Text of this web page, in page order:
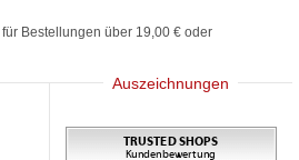
für Bestellungen über 19,00 € oder
Auszeichnungen